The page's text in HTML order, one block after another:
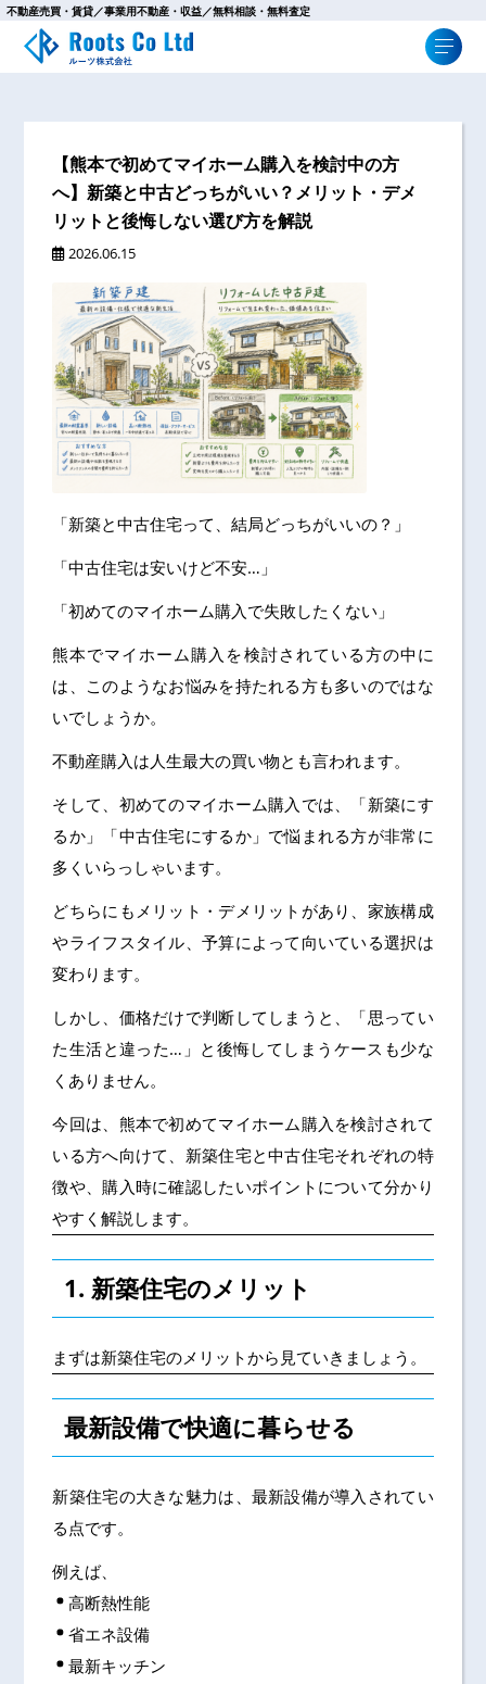
不動産売買・賃貸／事業用不動産・収益／無料相談・無料査定
【熊本で初めてマイホーム購入を検討中の方
へ】新築と中古どっちがいい？メリット・デメ
リットと後悔しない選び方を解説
2026.06.15
「新築と中古住宅って、結局どっちがいいの？」
「中古住宅は安いけど不安…」
「初めてのマイホーム購入で失敗したくない」
熊本でマイホーム購入を検討されている方の中に
は、このようなお悩みを持たれる方も多いのではな
いでしょうか。
不動産購入は人生最大の買い物とも言われます。
そして、初めてのマイホーム購入では、「新築にす
るか」「中古住宅にするか」で悩まれる方が非常に
多くいらっしゃいます。
どちらにもメリット・デメリットがあり、家族構成
やライフスタイル、予算によって向いている選択は
変わります。
しかし、価格だけで判断してしまうと、「思ってい
た生活と違った…」と後悔してしまうケースも少な
くありません。
今回は、熊本で初めてマイホーム購入を検討されて
いる方へ向けて、新築住宅と中古住宅それぞれの特
徴や、購入時に確認したいポイントについて分かり
やすく解説します。
1. 新築住宅のメリット
まずは新築住宅のメリットから見ていきましょう。
最新設備で快適に暮らせる
新築住宅の大きな魅力は、最新設備が導入されてい
る点です。
例えば、
高断熱性能
省エネ設備
最新キッチン